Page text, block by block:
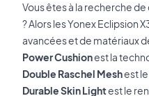
Vous êtes à la recherche
? Alors les Yonex Eclipsion
avancées et de matériaux
Power Cushionest la
Double Raschel Meshest
Durable Skin Lightest le